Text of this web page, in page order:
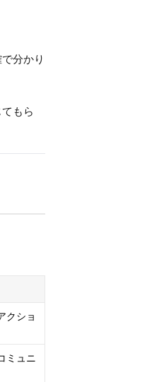
分かり
もら
クショ
ミュニ